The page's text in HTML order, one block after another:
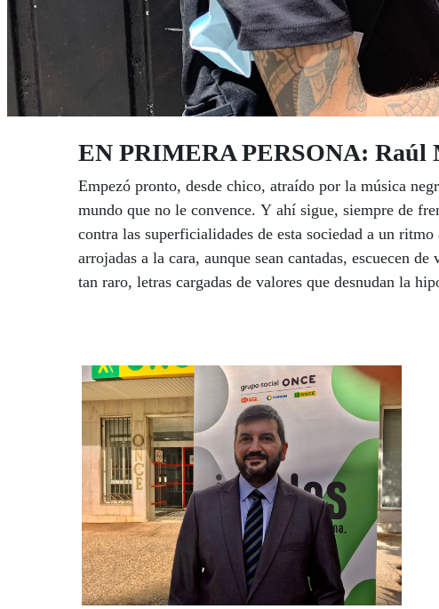
EN PRIMERA PERSONA: Raúl
Empezó pronto, desde chico, atraído por la música
mundo que no le convence. Y ahí sigue, siempre de
contra las superficialidades de esta sociedad a un
arrojadas a la cara, aunque sean cantadas, escuecen
tan raro, letras cargadas de valores que desnudan la